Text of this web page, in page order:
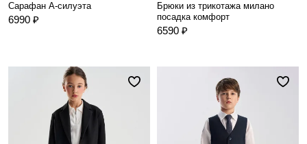
Сарафан А-силуэта
6990 ₽
Брюки из трикотажа милано
посадка комфорт
6590 ₽